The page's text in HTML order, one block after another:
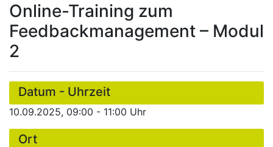
Online-Training zum
Feedbackmanagement – Modul
2
Datum - Uhrzeit
10.09.2025, 09:00 - 11:00 Uhr
Ort